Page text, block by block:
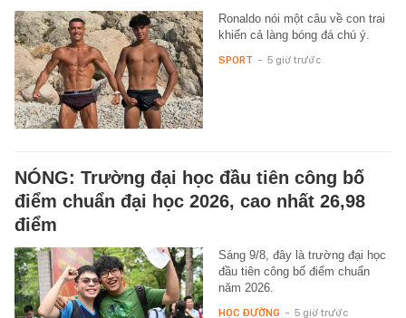
Ronaldo nói một câu về con trai
khiến cả làng bóng đá chú ý.
SPORT - 5 giờ trước
NÓNG: Trường đại học đầu tiên công bố
điểm chuẩn đại học 2026, cao nhất 26,98
điểm
Sáng 9/8, đây là trường đại học
đầu tiên công bố điểm chuẩn
năm 2026.
HỌC ĐƯỜNG - 5 giờ trước